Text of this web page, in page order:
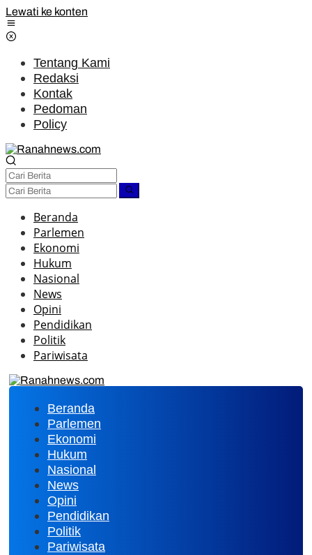
Lewati ke konten
Tentang Kami
Redaksi
Kontak
Pedoman
Policy
Beranda
Parlemen
Ekonomi
Hukum
Nasional
News
Opini
Pendidikan
Politik
Pariwisata
Beranda
Parlemen
Ekonomi
Hukum
Nasional
News
Opini
Pendidikan
Politik
Pariwisata